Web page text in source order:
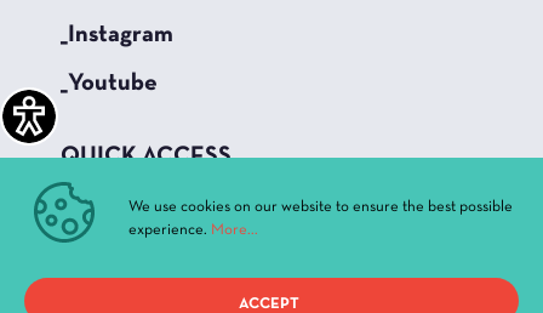
_Instagram
_Youtube
QUICK ACCESS
Current Performances
Archive
We use cookies on our website to ensure the best possible
experience. More...
ACCEPT